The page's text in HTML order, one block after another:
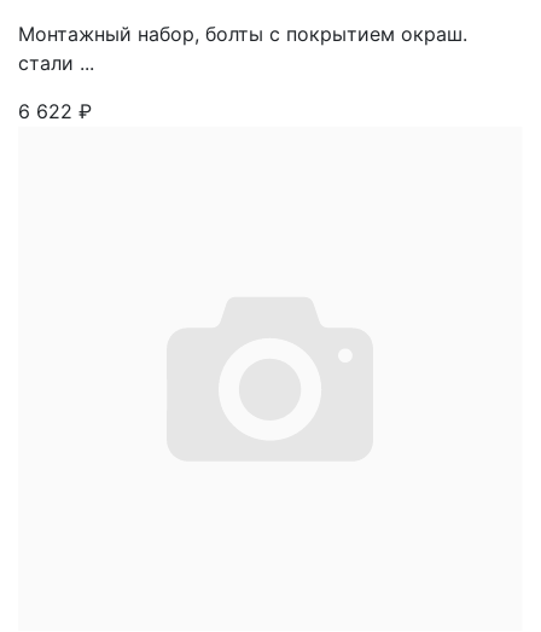
Монтажный набор, болты с покрытием окраш.
стали ...
6 622 ₽